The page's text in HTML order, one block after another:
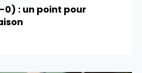
0) : un point pour